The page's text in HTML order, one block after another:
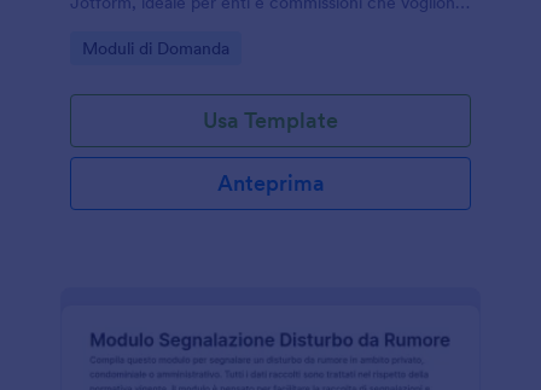
ordinati.
Go to Category:
Moduli di Domanda
Usa Template
Anteprima